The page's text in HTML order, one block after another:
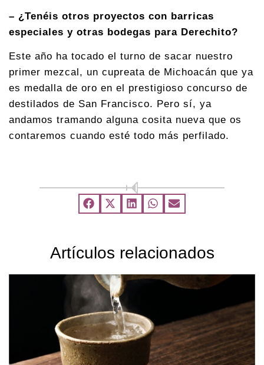
– ¿Tenéis otros proyectos con barricas
especiales y otras bodegas para Derechito?
Este año ha tocado el turno de sacar nuestro
primer mezcal, un cupreata de Michoacán que ya
es medalla de oro en el prestigioso concurso de
destilados de San Francisco. Pero sí, ya
andamos tramando alguna cosita nueva que os
contaremos cuando esté todo más perfilado.
Artículos relacionados